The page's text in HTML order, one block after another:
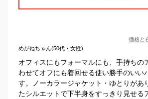
価格と
めがねちゃん(50代・女性)
オフィスにもフォーマルにも、手持ちの
わせてオフにも着回せる使い勝手のいい
す。ノーカラージャケット・ゆとりがあ
たシルエットで下半身をすっきり見せる